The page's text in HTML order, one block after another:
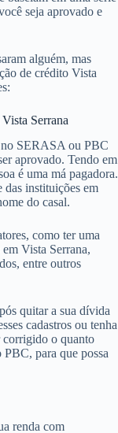
seja aprovado e
alguém, mas
de crédito Vista
Serrana
no SERASA ou PBC
aprovado. Tendo em
é uma má pagadora.
das instituições em
do casal.
como ter uma
Vista Serrana,
entre outros
quitar a sua dívida
cadastros ou tenha
corrigido o quanto
PBC, para que possa
renda com